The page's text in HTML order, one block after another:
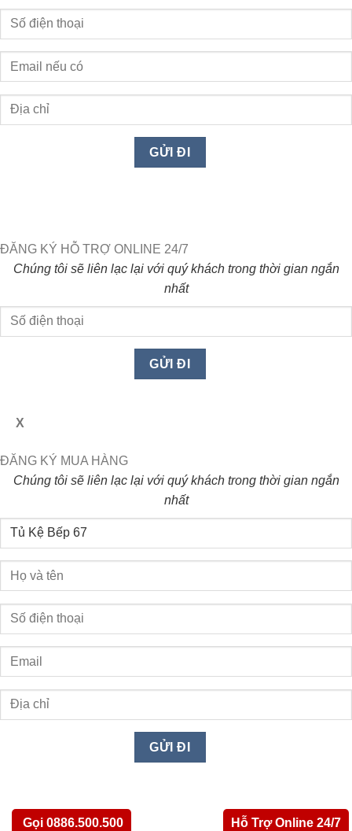
Gọi 0886.500.500 Hỗ Trợ Online 24/7
ĐĂNG KÝ HỖ TRỢ ONLINE 24/7
Chúng tôi sẽ liên lạc lại với quý khách trong thời gian ngắn
nhất
X
ĐĂNG KÝ MUA HÀNG
Chúng tôi sẽ liên lạc lại với quý khách trong thời gian ngắn
nhất